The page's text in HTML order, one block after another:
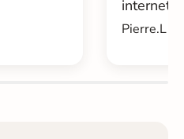
internet....
Pierre.L -